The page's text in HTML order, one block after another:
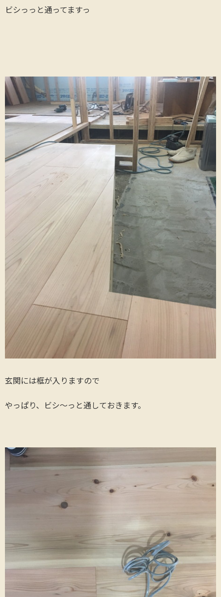
ビシっっと通ってますっ
玄関には框が入りますので
やっぱり、ビシ〜っと通しておきます。